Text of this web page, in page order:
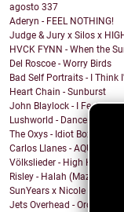
agosto 337
Aderyn - FEEL NOTHING!
Judge & Jury x Silos x
HVCK FYNN - When the
Del Roscoe - Worry Birds
Bad Self Portraits - I Think
Heart Chain - Sunburst
John Blaylock - I Feel Your
Lushworld - Dance!
The Oxys - Idiot Box
Carlos Llanes - AQUI
Völkslieder - High Horse
Risley - Halah (Mazzy Star
SunYears x Nicole Atkins -
Jets Overhead - Ordinary